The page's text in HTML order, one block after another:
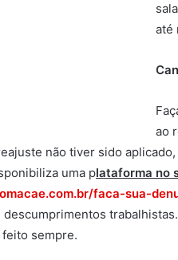
até
ao
não tiver sido
uma plataforma no
br/faca-sua-
sempre.